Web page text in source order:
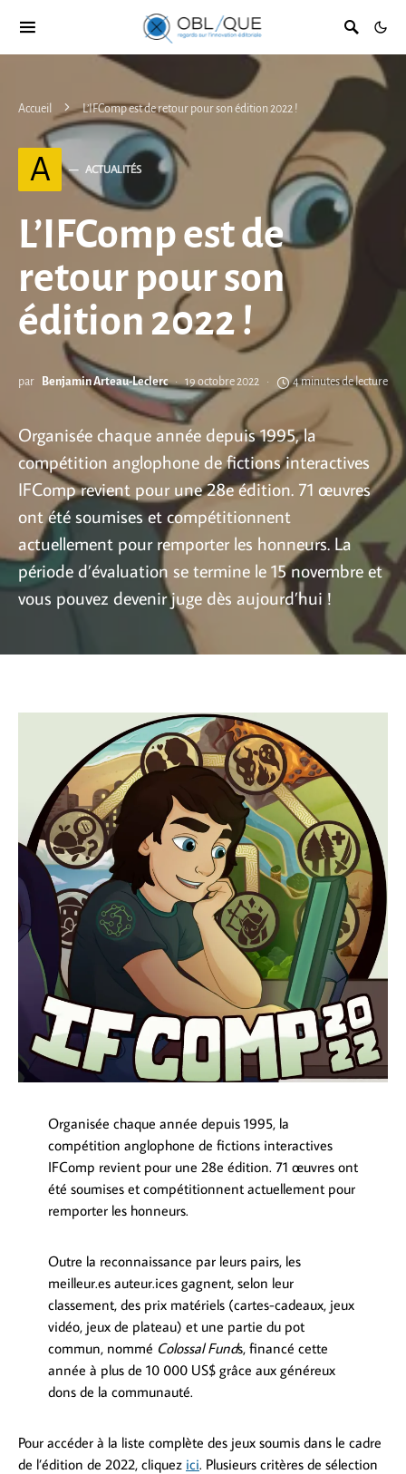
Accueil L’IFComp est de retour pour son édition 2022 !
A ACTUALITÉS
L’IFComp est de
retour pour son
édition 2022 !
par Benjamin Arteau-Leclerc 19 octobre 2022 4 minutes de lecture
Organisée chaque année depuis 1995, la
compétition anglophone de fictions interactives
IFComp revient pour une 28e édition. 71 œuvres
ont été soumises et compétitionnent
actuellement pour remporter les honneurs. La
période d’évaluation se termine le 15 novembre et
vous pouvez devenir juge dès aujourd’hui !
Organisée chaque année depuis 1995, la
compétition anglophone de fictions interactives
IFComp revient pour une 28e édition. 71 œuvres ont
été soumises et compétitionnent actuellement pour
remporter les honneurs.
Outre la reconnaissance par leurs pairs, les
meilleur.es auteur.ices gagnent, selon leur
classement, des prix matériels (cartes-cadeaux, jeux
vidéo, jeux de plateau) et une partie du pot
commun, nommé Colossal Funds, financé cette
année à plus de 10 000 US$ grâce aux généreux
dons de la communauté.
Pour accéder à la liste complète des jeux soumis dans le cadre
de l’édition de 2022, cliquez ici. Plusieurs critères de sélection